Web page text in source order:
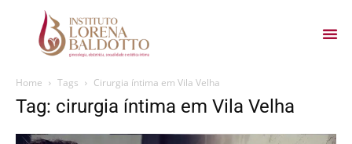
Home Tags Cirurgia íntima em Vila Velha
Tag: cirurgia íntima em Vila Velha